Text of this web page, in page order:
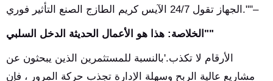
الجهاز تقول 24/7 الآيس كريم الطازج الصنع التأثير فوري.""–
الخلاصة: هذا هو الأعمال الحديثة الدخل السلبي""
الأرقام لا تكذب.'بالنسبة للمستثمرين الذين يبحثون عن
مشاريع عالية الربح وسهلة الإدارة تجذب حركة المرور ، فإن